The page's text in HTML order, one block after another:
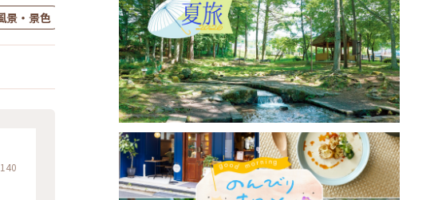
景・景色 名所・旧跡 温泉・スパ その他施設 ごはん
140